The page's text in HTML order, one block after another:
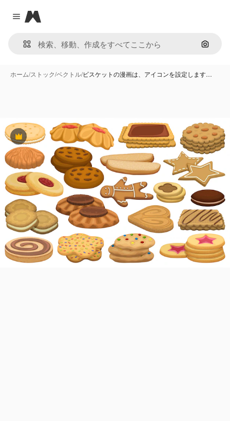
Close menu
Magnific
画像で
ホーム/ストック/ベクトル/ビスケットの漫画は、アイコンを設定します…
Premium